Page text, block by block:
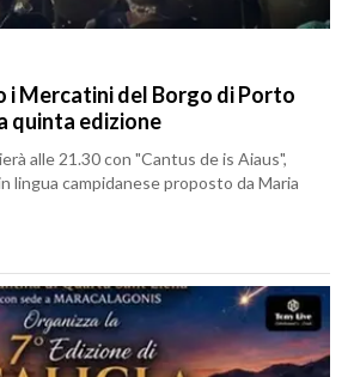
i Mercatini del Borgo di Porto
quinta edizione
alle 21.30 con "Cantus de is Aiaus",
lingua campidanese proposto da Maria